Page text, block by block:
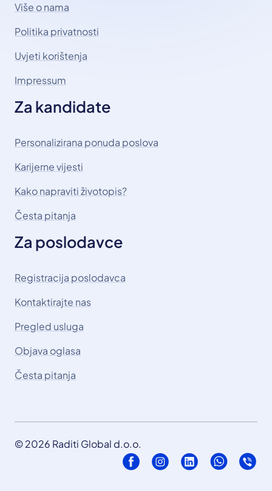
Više o nama
Politika privatnosti
Uvjeti korištenja
Impressum
Za kandidate
Personalizirana ponuda poslova
Karijerne vijesti
Kako napraviti životopis?
Česta pitanja
Za poslodavce
Registracija poslodavca
Kontaktirajte nas
Pregled usluga
Objava oglasa
Česta pitanja
© 2026 Raditi Global d.o.o.